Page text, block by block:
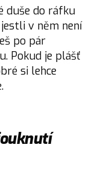
duše do ráfku
jestli v něm není
po pár
Pokud je plášť
si lehce